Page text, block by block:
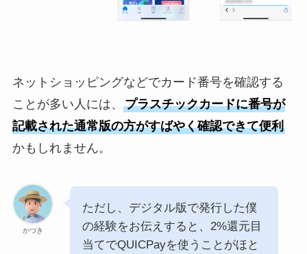
ネットショッピングなどでカード番号を確認する
ことが多い人には、 プラスチックカードに番号が
記載された通常版の方がすばやく確認できて便利
かもしれません。
かづき
ただし、デジタル版で発行した僕
の経験をお伝えすると、2%還元目
当てでQUICPayを使うことがほと